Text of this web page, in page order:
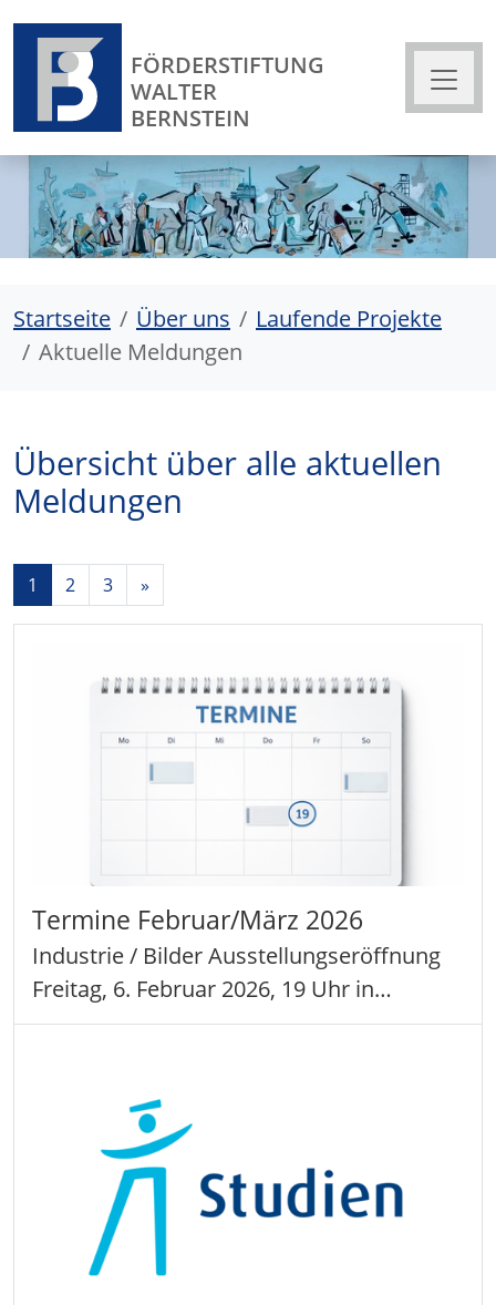
FÖRDERSTIFTUNG
WALTER
BERNSTEIN
Startseite Über uns
Laufende Projekte
Aktuelle Meldungen
Übersicht über alle aktuellen
Meldungen
1 2 3 »
Termine Februar/März 2026
Industrie / Bilder Ausstellungseröffnung
Freitag, 6. Februar 2026, 19 Uhr in…